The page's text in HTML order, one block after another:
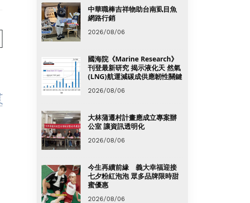
中華職棒吉祥物助台南虱目魚
網路行銷
2026/08/06
國海院《Marine Research》
刊登最新研究 揭示液化天 然氣
(LNG)航運減碳成供應韌性關鍵
2026/08/06
大林蒲遷村計畫應成立專案辦
公室 讓資訊透明化
2026/08/06
今生再續前緣 義大幸福迎接
七夕粉紅泡泡 眾多品牌限時甜
蜜優惠
2026/08/06